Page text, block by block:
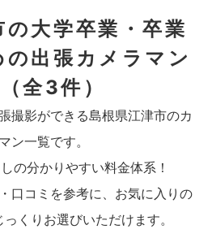
大学卒業・卒業
出張カメラマン
（全3件）
撮影ができる島根県江津市のカ
ン一覧です。
の分かりやすい料金体系！
口コミを参考に、お気に入りの
くりお選びいただけます。